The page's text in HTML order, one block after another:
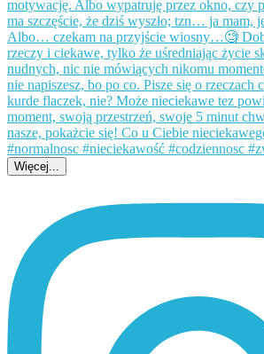
Więcej...